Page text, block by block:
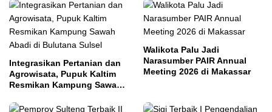
Integrasikan Pertanian dan
Agrowisata, Pupuk Kaltim
Resmikan Kampung Sawah
Walikota Palu Jadi
Narasumber PAIR Annual
Meeting 2026 di Makassar